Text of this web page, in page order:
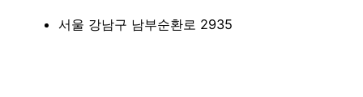
서울 강남구 남부순환로 2935